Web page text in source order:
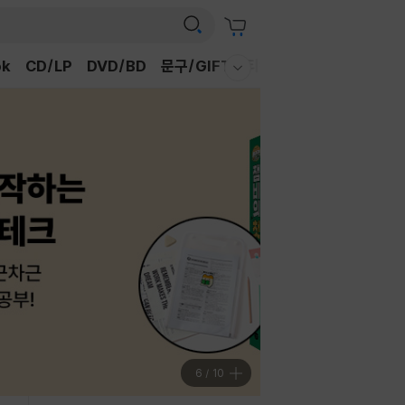
CD/LP DVD/BD 문구/GIFT
7 / 10